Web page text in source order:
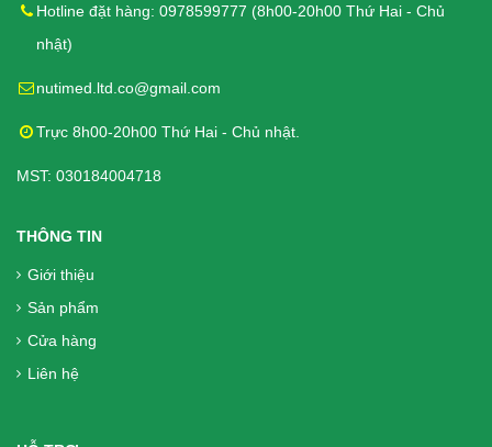
110.000₫
Bánh Quy Gullon Maria 400g - Cho
Hotline đặt hàng: 0978599777 (8h00-20h00 Thứ Hai - Chủ
nhật)
nutimed.ltd.co@gmail.com
Trực 8h00-20h00 Thứ Hai - Chủ nhật.
MST: 030184004718
THÔNG TIN
Giới thiệu
Sản phẩm
Cửa hàng
Liên hệ